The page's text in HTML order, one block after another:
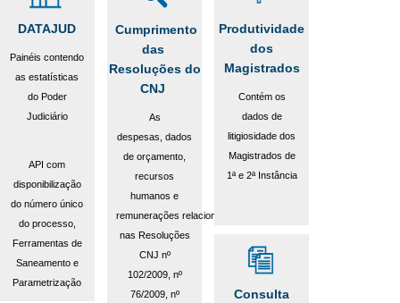
DATAJUD
Painéis contendo
as estatísticas
do Poder
Judiciário
API com
disponibilização
do número único
do processo,
Ferramentas de
Saneamento e
Parametrização
Cumprimento
das
Resoluções do
CNJ
As
despesas, dados
de orçamento,
recursos
humanos e
remunerações relacionados
nas Resoluções
CNJ nº
102/2009, nº
76/2009, nº
Produtividade
dos
Magistrados
Contém os
dados de
litigiosidade dos
Magistrados de
1ª e 2ª Instância
Consulta